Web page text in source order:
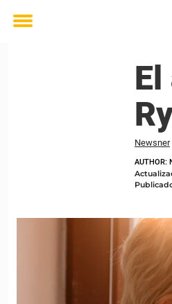
Toggle
Newsner
AUTHOR: